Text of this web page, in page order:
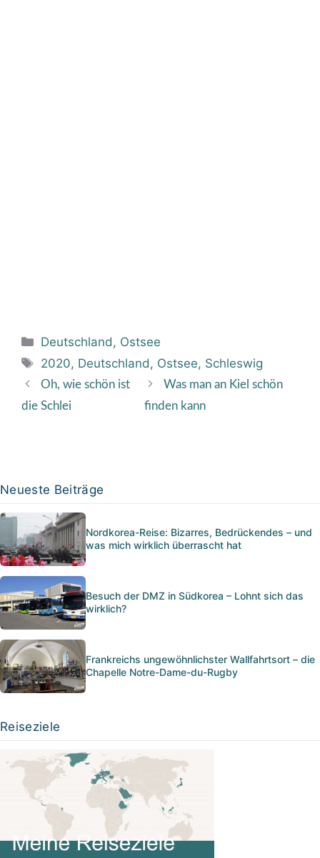
Kategorien
Deutschland , Ostsee
Schlagwörter
2020, Deutschland , Ostsee, Schleswig
Oh, wie schön ist
die Schlei
Was man an Kiel schön
finden kann
Neueste Beiträge
Nordkorea-Reise: Bizarres, Bedrückendes – und
was mich wirklich überrascht hat
Besuch der DMZ in Südkorea – Lohnt sich das
wirklich?
Frankreichs ungewöhnlichster Wallfahrtsort – die
Chapelle Notre-Dame-du-Rugby
Reiseziele